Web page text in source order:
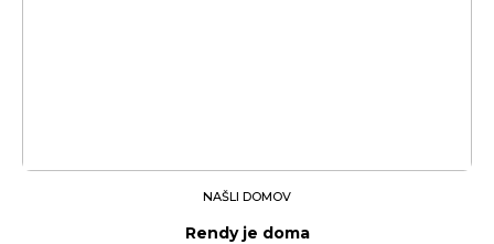
NAŠLI DOMOV
Rendy je doma